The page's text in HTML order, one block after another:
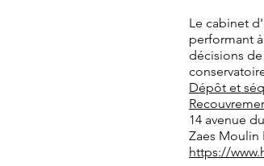
Le cabinet
performant
décisions
Dépôt et
14 avenue
Zaes Moulin
https://